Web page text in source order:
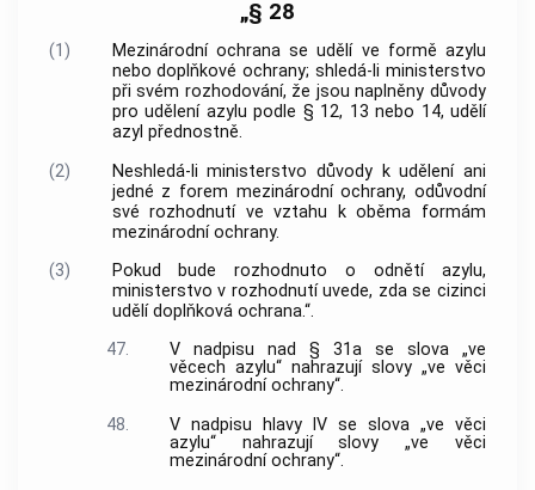
„§ 28
(1)
Mezinárodní ochrana se udělí ve formě azylu
nebo doplňkové ochrany; shledá-li ministerstvo
při svém rozhodování, že jsou naplněny důvody
pro udělení azylu podle § 12, 13 nebo 14, udělí
azyl přednostně.
(2)
Neshledá-li ministerstvo důvody k udělení ani
jedné z forem mezinárodní ochrany, odůvodní
své rozhodnutí ve vztahu k oběma formám
mezinárodní ochrany.
(3)
Pokud bude rozhodnuto o odnětí azylu,
ministerstvo v rozhodnutí uvede, zda se cizinci
udělí doplňková ochrana.“.
47.
V nadpisu nad § 31a se slova „ve
věcech azylu“ nahrazují slovy „ve věci
mezinárodní ochrany“.
48.
V nadpisu hlavy IV se slova „ve věci
azylu“ nahrazují slovy „ve věci
mezinárodní ochrany“.